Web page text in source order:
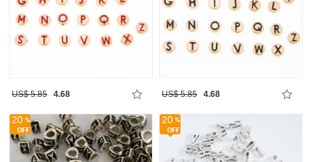
US$ 5.85 4.68 US$ 5.85 4.68
20 20